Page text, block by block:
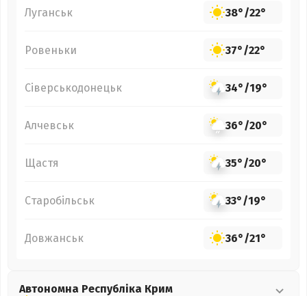
Луганськ 38°/22°
Ровеньки 37°/22°
Сіверськодонецьк 34°/19°
Алчевськ 36°/20°
Щастя 35°/20°
Старобільськ 33°/19°
Довжанськ 36°/21°
Автономна Республіка Крим